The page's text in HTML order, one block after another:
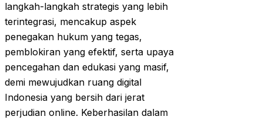
langkah-langkah strategis yang lebih
terintegrasi, mencakup aspek
penegakan hukum yang tegas,
pemblokiran yang efektif, serta upaya
pencegahan dan edukasi yang masif,
demi mewujudkan ruang digital
Indonesia yang bersih dari jerat
perjudian online. Keberhasilan dalam